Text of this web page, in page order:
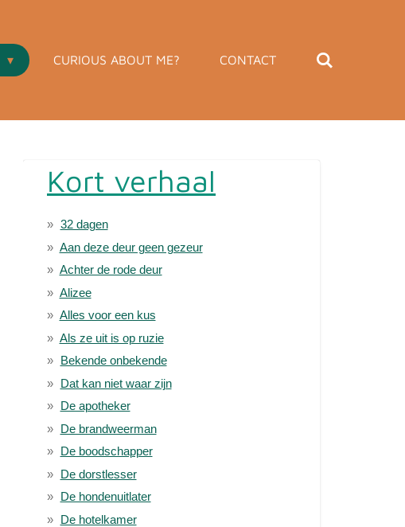
CURIOUS ABOUT ME? CONTACT
Kort verhaal
32 dagen
Aan deze deur geen gezeur
Achter de rode deur
Alizee
Alles voor een kus
Als ze uit is op ruzie
Bekende onbekende
Dat kan niet waar zijn
De apotheker
De brandweerman
De boodschapper
De dorstlesser
De hondenuitlater
De hotelkamer